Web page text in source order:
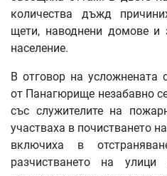
количества дъжд
щети, наводнени домове и
население.
В отговор на усложнената
от Панагюрище незабавно
със служителите на
участваха в почистването
включиха в
разчистването на